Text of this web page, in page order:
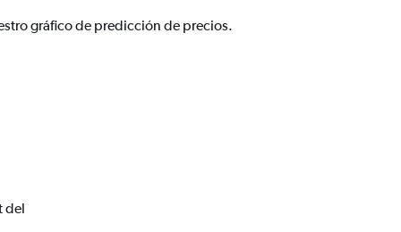
gráfico de predicción de precios.
del